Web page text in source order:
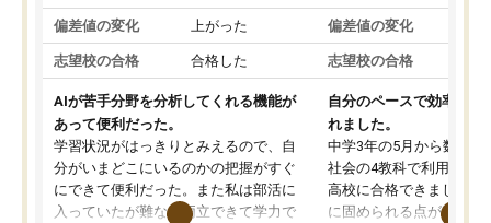
偏差値の変化 上がった
志望校の合格 合格した
AIが苦手分野を分析してくれる機能が
あって便利だった。
学習状況がはっきりとみえるので、自
分がいまどこにいるのかの把握がすぐ
にできて便利だった。また私は部活に
入っていたが難なく両立できて学力で
偏差値の変化
志望校の合格
自分のペースで効率よく
れました。
中学3年の5月から数学・
社会の4教科で利用し、
高校に合格できました。
に固められる点が魅力で